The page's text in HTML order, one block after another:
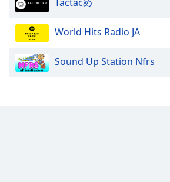
Close
Modal
Tactacめ
World Hits Radio JA
Sound Up Station Nfrs